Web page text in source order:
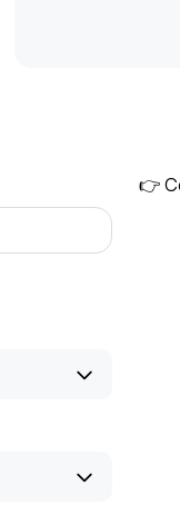
Текстиль и ковры
👉